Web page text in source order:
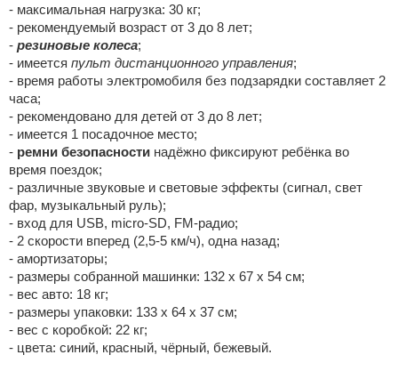
- максимальная нагрузка: 30 кг;
- рекомендуемый возраст от 3 до 8 лет;
- резиновые колеса;
- имеется пульт дистанционного управления;
- время работы электромобиля без подзарядки составляет 2
часа;
- рекомендовано для детей от 3 до 8 лет;
- имеется 1 посадочное место;
- ремни безопасностинадёжно фиксируют ребёнка во
время поездок;
- различные звуковые и световые эффекты (сигнал, свет
фар, музыкальный руль);
- вход для USB, micro-SD, FM-радио;
- 2 скорости вперед (2,5-5 км/ч), одна назад;
- амортизаторы;
- размеры собранной машинки: 132 х 67 х 54 см;
- вес авто: 18 кг;
- размеры упаковки: 133 х 64 х 37 см;
- вес с коробкой: 22 кг;
- цвета: синий, красный, чёрный, бежевый.